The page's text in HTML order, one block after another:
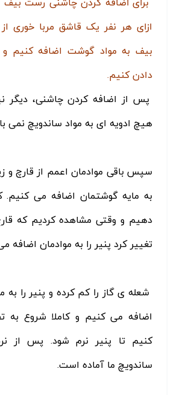
برای اضافه کردن چاشنی رست
ازای هر نفر یک قاشق مربا خوری
بیف به مواد گوشت اضافه کنیم
دادن کنیم.
پس از اضافه کردن چاشنی، دیگر
هیچ ادویه ای به مواد ساندویچ نمی
سپس باقی موادمان اعمم از قارچ و
به مایه گوشتمان اضافه می
دهیم و وقتی مشاهده کردیم که
تغییر کرد پنیر را به موادمان اضافه
شعله ی گاز را کم کرده و پنیر را
اضافه می کنیم و کاملا شروع به
کنیم تا پنیر نرم شود. پس از
ساندویچ ما آماده است.